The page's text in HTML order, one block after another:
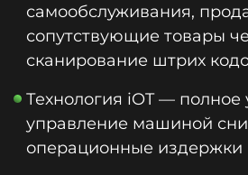
самообслуживания,
сопутствующие товары
сканирование штрих
Технология iOT — полное
управление машиной
операционные издержки